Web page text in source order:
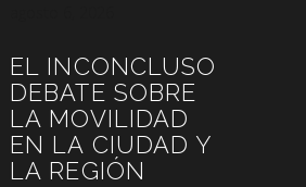
EL INCONCLUSO
DEBATE SOBRE
LA MOVILIDAD
EN LA CIUDAD Y
LA REGIÓN